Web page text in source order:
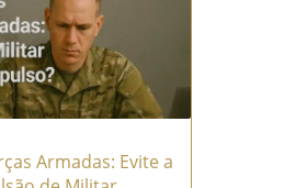
DE
Leia mais →
Armadas: Evite a